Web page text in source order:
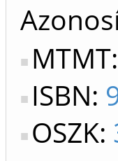
ISBN:
OSZK: